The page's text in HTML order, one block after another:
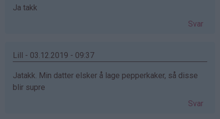
Ja takk
Svar
Lill - 03.12.2019 - 09:37
Jatakk. Min datter elsker å lage pepperkaker, så disse
blir supre
Svar